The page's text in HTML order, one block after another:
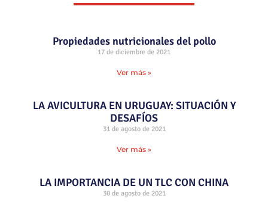
Propiedades nutricionales del pollo
17 de diciembre de 2021
Ver más »
LA AVICULTURA EN URUGUAY: SITUACIÓN Y
DESAFÍOS
31 de agosto de 2021
Ver más »
LA IMPORTANCIA DE UN TLC CON CHINA
30 de agosto de 2021